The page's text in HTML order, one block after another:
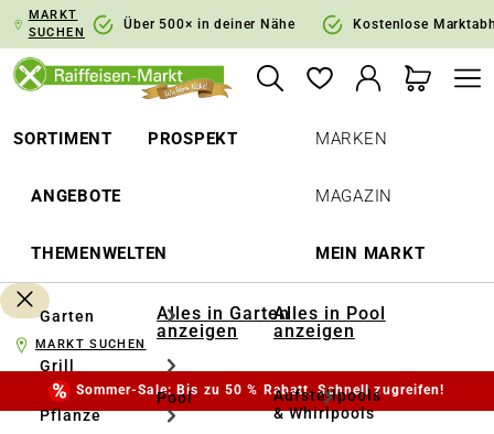
Zur Hauptnavigation springen
MARKT
SUCHEN
Über 500× in deiner Nähe Kostenlose
SORTIMENT PROSPEKT
ANGEBOTE
THEMENWELTEN
MARKEN
MAGAZIN
MEIN MARKT
Garten
Grill
Pflanze
Alles in Garten
anzeigen
Pool
Alles in Pool
anzeigen
Aufstellpools
& Whirlpools
MARKT SUCHEN
Sommer-Sale: Bis zu 50 % Rabatt. Schnell zugreifen!